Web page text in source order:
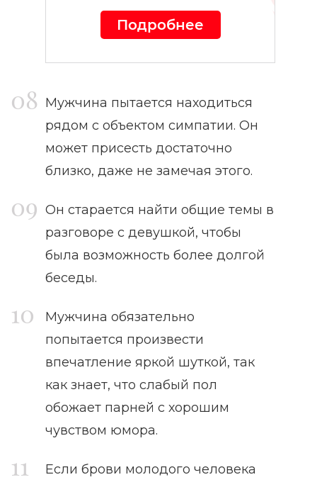
Подробнее
Мужчина пытается находиться
рядом с объектом симпатии. Он
может присесть достаточно
близко, даже не замечая этого.
Он старается найти общие темы в
разговоре с девушкой, чтобы
была возможность более долгой
беседы.
Мужчина обязательно
попытается произвести
впечатление яркой шуткой, так
как знает, что слабый пол
обожает парней с хорошим
чувством юмора.
Если брови молодого человека